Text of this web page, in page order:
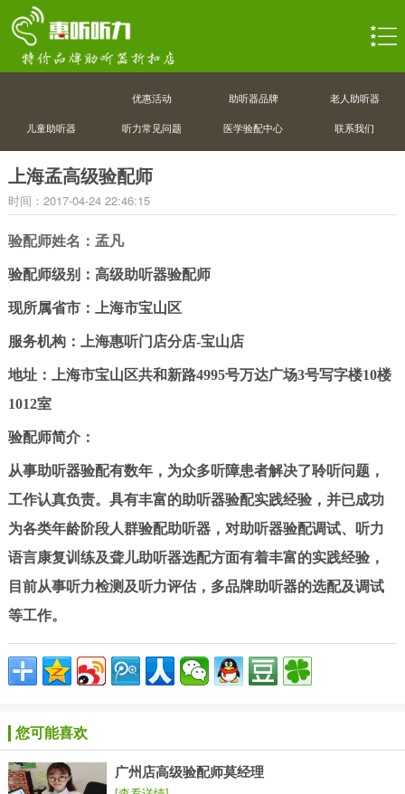
优惠活动 助听器品牌 老人助听器
儿童助听器 听力常见问题 医学验配中心 联系我们
上海孟高级验配师
时间：2017-04-24 22:46:15
验配师姓名：孟凡
验配师级别：高级助听器验配师
现所属省市：上海市宝山区
服务机构：上海惠听门店分店-宝山店
地址：上海市宝山区共和新路4995号万达广场3号写字楼10楼
1012室
验配师简介：
从事助听器验配有数年，为众多听障患者解决了聆听问题，
工作认真负责。具有丰富的助听器验配实践经验，并已成功
为各类年龄阶段人群验配助听器，对助听器验配调试、听力
语言康复训练及聋儿助听器选配方面有着丰富的实践经验，
目前从事听力检测及听力评估，多品牌助听器的选配及调试
等工作。
您可能喜欢
广州店高级验配师莫经理